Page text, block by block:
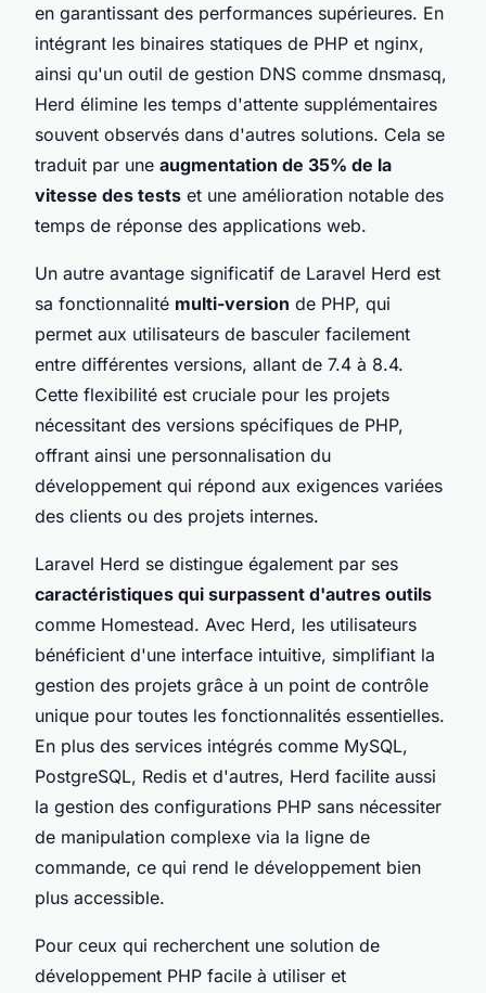
en garantissant des performances supérieures. En
intégrant les binaires statiques de PHP et nginx,
ainsi qu'un outil de gestion DNS comme dnsmasq,
Herd élimine les temps d'attente supplémentaires
souvent observés dans d'autres solutions. Cela se
traduit par une augmentation de 35% de la
vitesse des tests et une amélioration notable des
temps de réponse des applications web.
Un autre avantage significatif de Laravel Herd est
sa fonctionnalité multi-version de PHP, qui
permet aux utilisateurs de basculer facilement
entre différentes versions, allant de 7.4 à 8.4.
Cette flexibilité est cruciale pour les projets
nécessitant des versions spécifiques de PHP,
offrant ainsi une personnalisation du
développement qui répond aux exigences variées
des clients ou des projets internes.
Laravel Herd se distingue également par ses
caractéristiques qui surpassent d'autres outils
comme Homestead. Avec Herd, les utilisateurs
bénéficient d'une interface intuitive, simplifiant la
gestion des projets grâce à un point de contrôle
unique pour toutes les fonctionnalités essentielles.
En plus des services intégrés comme MySQL,
PostgreSQL, Redis et d'autres, Herd facilite aussi
la gestion des configurations PHP sans nécessiter
de manipulation complexe via la ligne de
commande, ce qui rend le développement bien
plus accessible.
Pour ceux qui recherchent une solution de
développement PHP facile à utiliser et